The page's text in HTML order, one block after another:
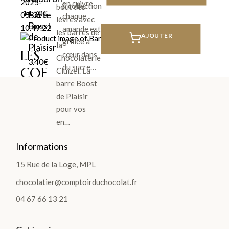
LES
COF
LES
& collection
14.70€
en cuivre
chaque
amande est
grillée à
cœur dans
du sucre…
Barre
Bosst
de
Plaisisr
3.40€
bout des
lèvres avec
les barres de
la
Chocolaterie
Cluizel. La
barre Boost
de Plaisir
pour vos
en…
AJOUTER
Informations
15 Rue de la Loge, MPL
chocolatier@comptoirduchocolat.fr
04 67 66 13 21